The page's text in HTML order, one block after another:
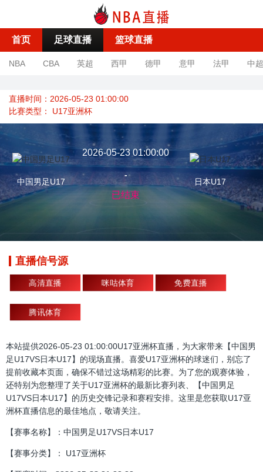
首页 足球直播 篮球直播
NBA CBA 英超 西甲 德甲 意甲 法甲 中超
直播时间：2026-05-23 01:00:00
比赛类型： U17亚洲杯
中国男足U17
2026-05-23 01:00:00
-
已结束
日本U17
直播信号源
高清直播 咪咕体育 免费直播
腾讯体育
本站提供2026-05-23 01:00:00U17亚洲杯直播，为大家带来【中国男
足U17VS日本U17】的现场直播。喜爱U17亚洲杯的球迷们，别忘了
提前收藏本页面，确保不错过这场精彩的比赛。为了您的观赛体验，
还特别为您整理了关于U17亚洲杯的最新比赛列表、【中国男足
U17VS日本U17】的历史交锋记录和赛程安排。这里是您获取U17亚
洲杯直播信息的最佳地点，敬请关注。
【赛事名称】：中国男足U17VS日本U17
【赛事分类】： U17亚洲杯